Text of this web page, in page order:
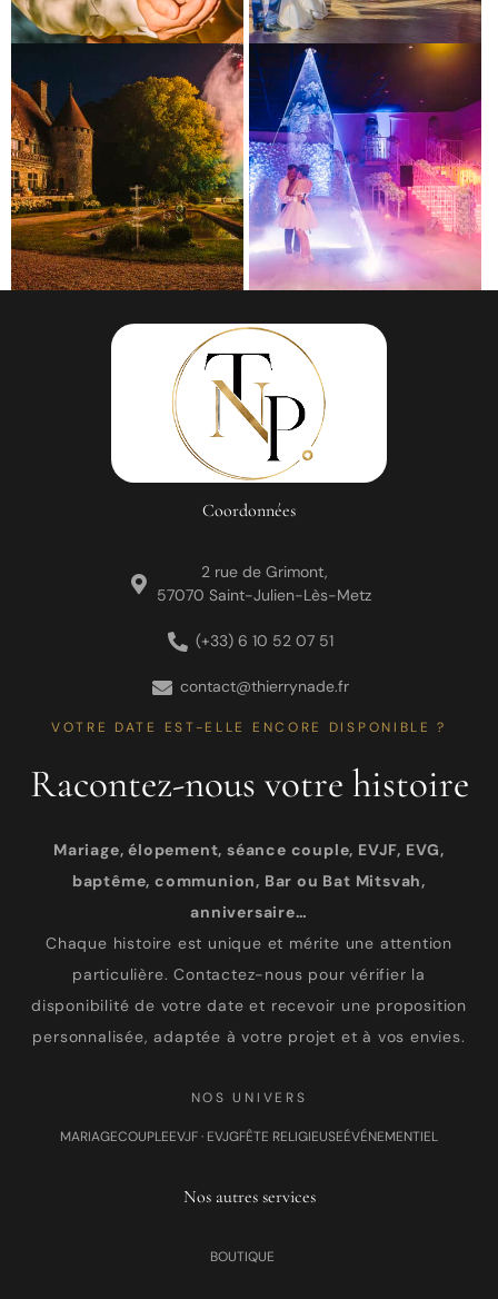
Coordonnées
2 rue de Grimont,
57070 Saint-Julien-Lès-Metz
(+33) 6 10 52 07 51
contact@thierrynade.fr
VOTRE DATE EST-ELLE ENCORE DISPONIBLE ?
Racontez-nous votre histoire
Mariage, élopement, séance couple, EVJF, EVG,
baptême, communion, Bar ou Bat Mitsvah,
anniversaire…
Chaque histoire est unique et mérite une attention
particulière. Contactez-nous pour vérifier la
disponibilité de votre date et recevoir une proposition
personnalisée, adaptée à votre projet et à vos envies.
NOS UNIVERS
MARIAGECOUPLEEVJF · EVJGFÊTE RELIGIEUSEÉVÉNEMENTIEL
Nos autres services
BOUTIQUE